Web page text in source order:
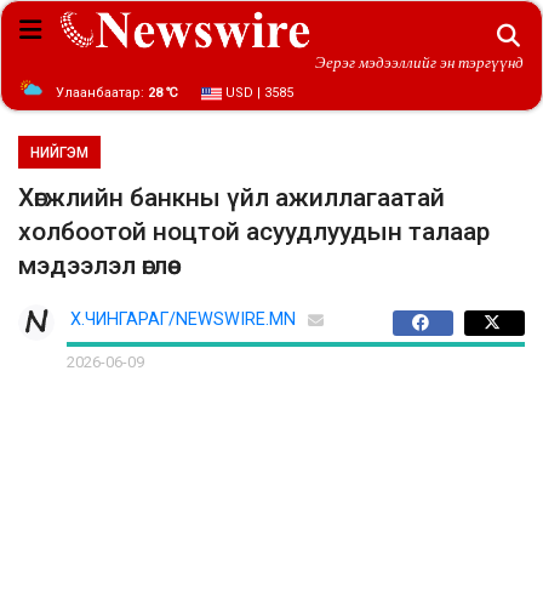
Эерэг мэдээллийг эн тэргүүнд
Улаанбаатар: 28 ℃ USD | 3585
НИЙГЭМ
Хөгжлийн банкны үйл ажиллагаатай
холбоотой ноцтой асуудлуудын талаар
мэдээлэл өглөө
Х.ЧИНГАРАГ/NEWSWIRE.MN
2026-06-09